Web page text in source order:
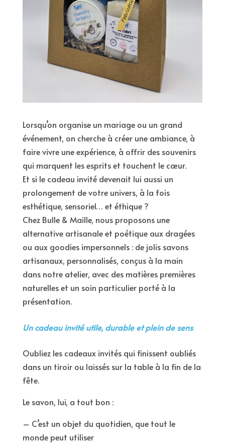
Lorsqu’on organise un mariage ou un grand
événement, on cherche à créer une ambiance, à
faire vivre une expérience, à offrir des souvenirs
qui marquent les esprits et touchent le cœur.
Et si le cadeau invité devenait lui aussi un
prolongement de votre univers, à la fois
esthétique, sensoriel… et éthique ?
Chez Bulle & Maille, nous proposons une
alternative artisanale et poétique aux dragées
ou aux goodies impersonnels : de jolis savons
artisanaux, personnalisés, conçus à la main
dans notre atelier, avec des matières premières
naturelles et un soin particulier porté à la
présentation.
Un cadeau invité utile, durable et plein de sens
Oubliez les cadeaux invités qui finissent oubliés
dans un tiroir ou laissés sur la table à la fin de la
fête.
Le savon, lui, a tout bon :
– C’est un objet du quotidien, que tout le
monde peut utiliser